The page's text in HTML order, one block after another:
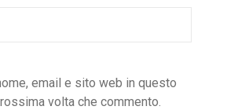
email e sito web in questo
volta che commento.